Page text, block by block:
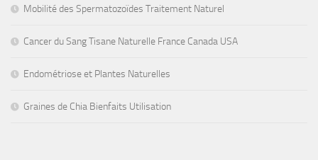
Mobilité des Spermatozoïdes Traitement Naturel
Cancer du Sang Tisane Naturelle France Canada USA
Endométriose et Plantes Naturelles
Graines de Chia Bienfaits Utilisation